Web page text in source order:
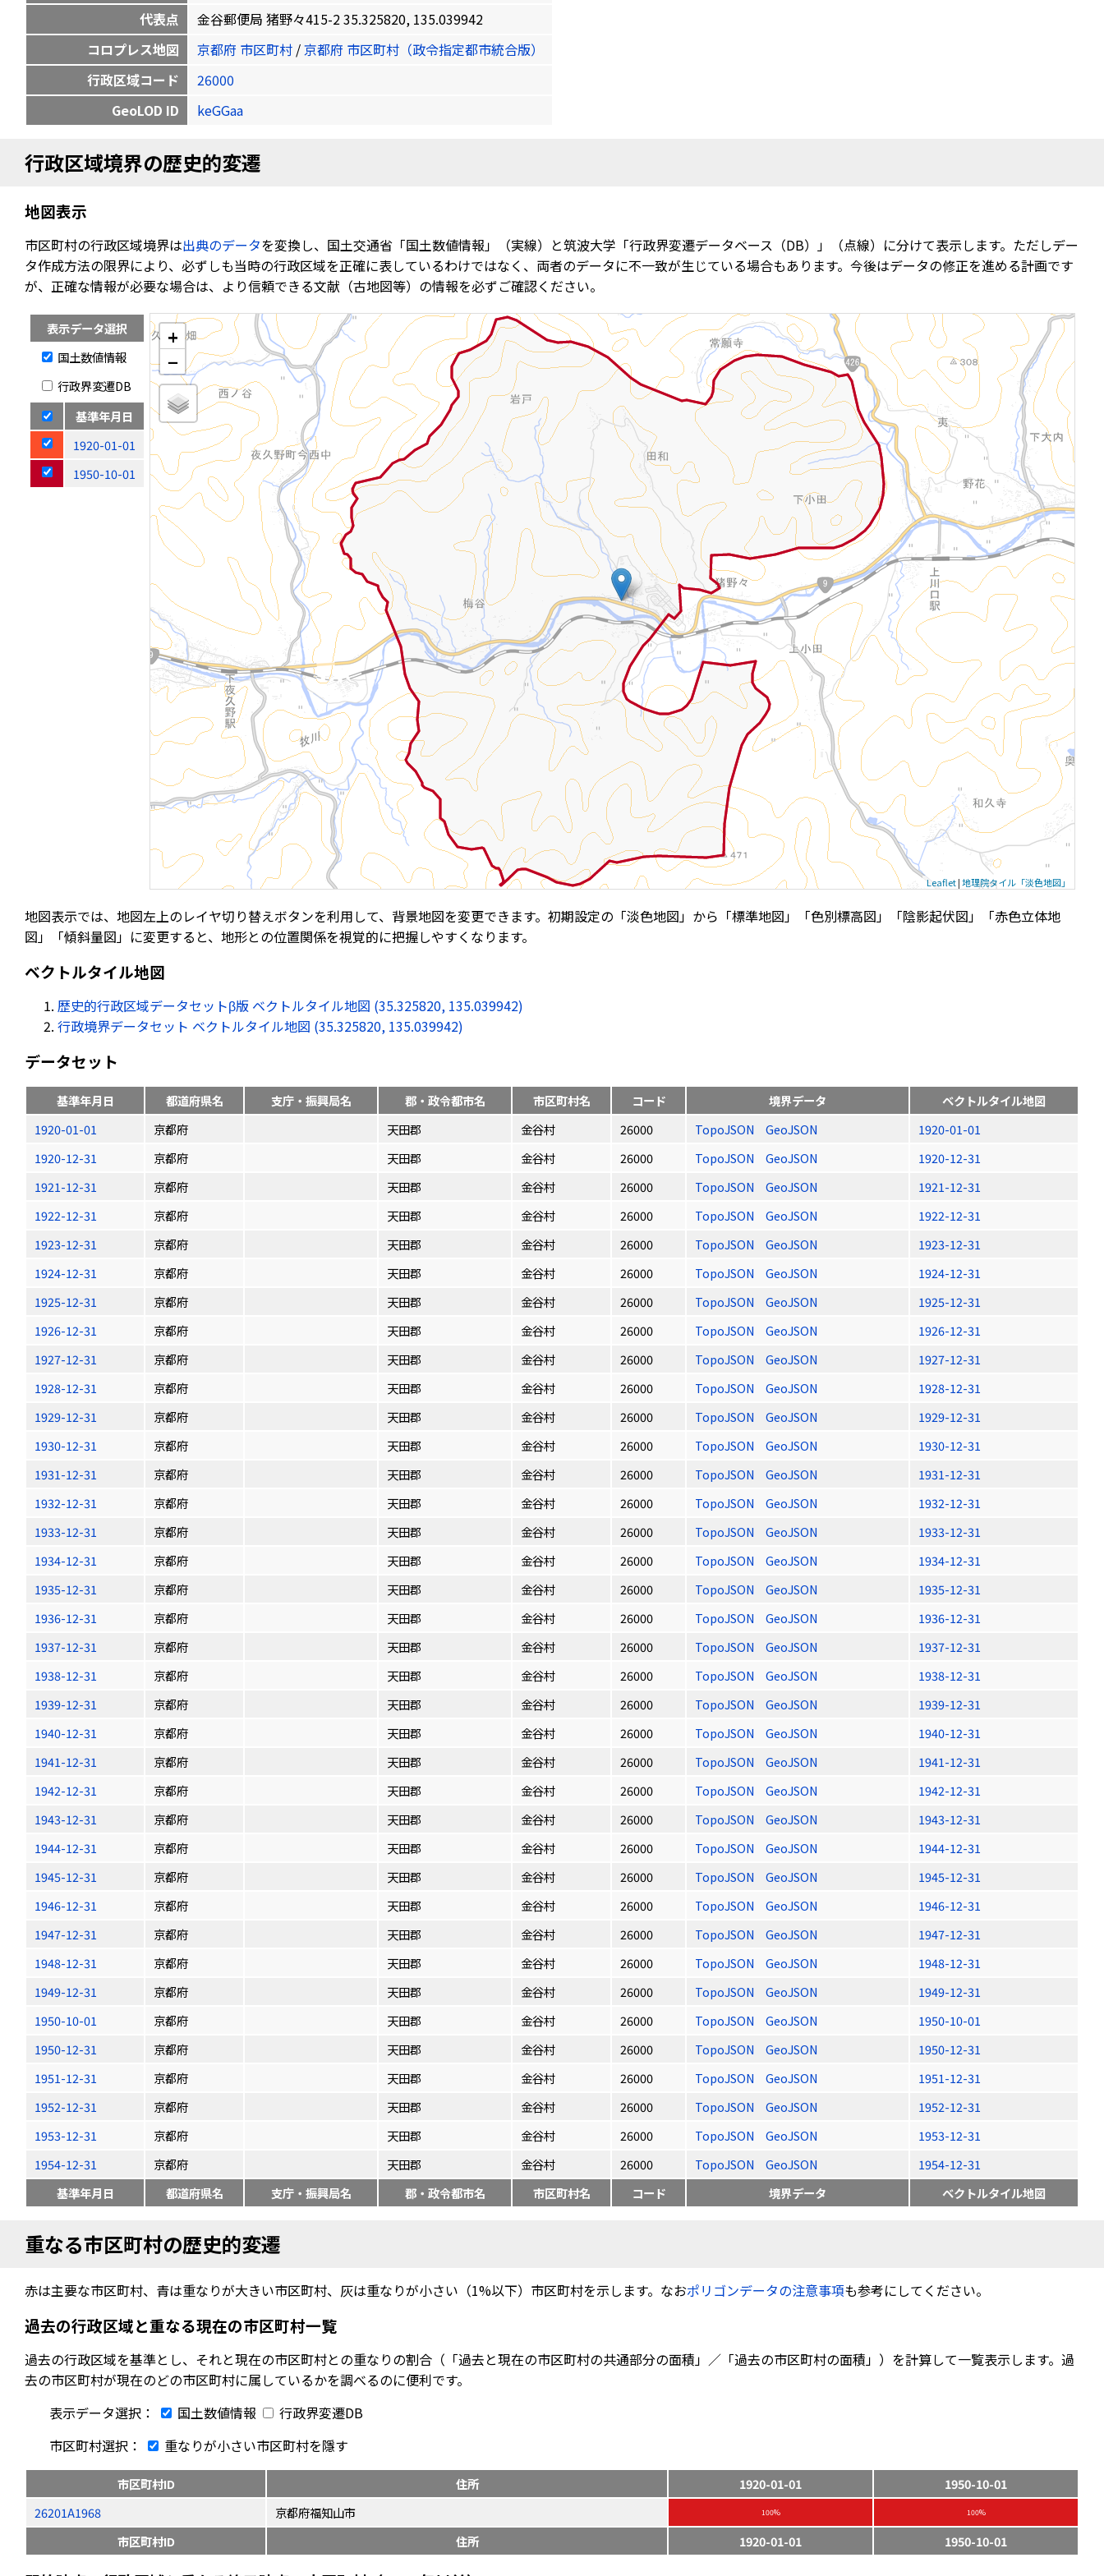
代表点
金谷郵便局 猪野々415-2 35.325820, 135.039942
コロプレス地図
京都府 市区町村 /京都府 市区町村（政令指定都市統合版）
行政区域コード
26000
GeoLOD ID
keGGaa
行政区域境界の歴史的変遷
地図表示
市区町村の行政区域境界は出典のデータを変換し、国土交通省「国土数値情報」（実線）と筑波大学「行政界変遷データベース（DB）」（点線）に分けて表示します。ただしデー
タ作成方法の限界により、必ずしも当時の行政区域を正確に表しているわけではなく、両者のデータに不一致が生じている場合もあります。今後はデータの修正を進める計画です
が、正確な情報が必要な場合は、より信頼できる文献（古地図等）の情報を必ずご確認ください。
表示データ選択
国土数値情報
行政界変遷DB
基準年月日
1920-01-01
1950-10-01
+
−
Leaflet|地理院タイル「淡色地図」
地図表示では、地図左上のレイヤ切り替えボタンを利用して、背景地図を変更できます。初期設定の「淡色地図」から「標準地図」「色別標高図」「陰影起伏図」「赤色立体地
図」「傾斜量図」に変更すると、地形との位置関係を視覚的に把握しやすくなります。
ベクトルタイル地図
歴史的行政区域データセットβ版 ベクトルタイル地図 (35.325820, 135.039942)
行政境界データセット ベクトルタイル地図 (35.325820, 135.039942)
データセット
基準年月日 都道府県名 支庁・振興局名 郡・政令都市名 市区町村名 コード 境界データ
ベクトルタイル地図
1920-01-01
京都府 天田郡 金谷村 26000 TopoJSON GeoJSON
1920-01-01
1920-12-31
京都府 天田郡 金谷村 26000 TopoJSON GeoJSON
1920-12-31
1921-12-31
京都府 天田郡 金谷村 26000 TopoJSON GeoJSON
1921-12-31
1922-12-31
京都府 天田郡 金谷村 26000 TopoJSON GeoJSON
1922-12-31
1923-12-31
京都府 天田郡 金谷村 26000 TopoJSON GeoJSON
1923-12-31
1924-12-31
京都府 天田郡 金谷村 26000 TopoJSON GeoJSON
1924-12-31
1925-12-31
京都府 天田郡 金谷村 26000 TopoJSON GeoJSON
1925-12-31
1926-12-31
京都府 天田郡 金谷村 26000 TopoJSON GeoJSON
1926-12-31
1927-12-31
京都府 天田郡 金谷村 26000 TopoJSON GeoJSON
1927-12-31
1928-12-31
京都府 天田郡 金谷村 26000 TopoJSON GeoJSON
1928-12-31
1929-12-31
京都府 天田郡 金谷村 26000 TopoJSON GeoJSON
1929-12-31
1930-12-31
京都府 天田郡 金谷村 26000 TopoJSON GeoJSON
1930-12-31
1931-12-31
京都府 天田郡 金谷村 26000 TopoJSON GeoJSON
1931-12-31
1932-12-31
京都府 天田郡 金谷村 26000 TopoJSON GeoJSON
1932-12-31
1933-12-31
京都府 天田郡 金谷村 26000 TopoJSON GeoJSON
1933-12-31
1934-12-31
京都府 天田郡 金谷村 26000 TopoJSON GeoJSON
1934-12-31
1935-12-31
京都府 天田郡 金谷村 26000 TopoJSON GeoJSON
1935-12-31
1936-12-31
京都府 天田郡 金谷村 26000 TopoJSON GeoJSON
1936-12-31
1937-12-31
京都府 天田郡 金谷村 26000 TopoJSON GeoJSON
1937-12-31
1938-12-31
京都府 天田郡 金谷村 26000 TopoJSON GeoJSON
1938-12-31
1939-12-31
京都府 天田郡 金谷村 26000 TopoJSON GeoJSON
1939-12-31
1940-12-31
京都府 天田郡 金谷村 26000 TopoJSON GeoJSON
1940-12-31
1941-12-31
京都府 天田郡 金谷村 26000 TopoJSON GeoJSON
1941-12-31
1942-12-31
京都府 天田郡 金谷村 26000 TopoJSON GeoJSON
1942-12-31
1943-12-31
京都府 天田郡 金谷村 26000 TopoJSON GeoJSON
1943-12-31
1944-12-31
京都府 天田郡 金谷村 26000 TopoJSON GeoJSON
1944-12-31
1945-12-31
京都府 天田郡 金谷村 26000 TopoJSON GeoJSON
1945-12-31
1946-12-31
京都府 天田郡 金谷村 26000 TopoJSON GeoJSON
1946-12-31
1947-12-31
京都府 天田郡 金谷村 26000 TopoJSON GeoJSON
1947-12-31
1948-12-31
京都府 天田郡 金谷村 26000 TopoJSON GeoJSON
1948-12-31
1949-12-31
京都府 天田郡 金谷村 26000 TopoJSON GeoJSON
1949-12-31
1950-10-01
京都府 天田郡 金谷村 26000 TopoJSON GeoJSON
1950-10-01
1950-12-31
京都府 天田郡 金谷村 26000 TopoJSON GeoJSON
1950-12-31
1951-12-31
京都府 天田郡 金谷村 26000 TopoJSON GeoJSON
1951-12-31
1952-12-31
京都府 天田郡 金谷村 26000 TopoJSON GeoJSON
1952-12-31
1953-12-31
京都府 天田郡 金谷村 26000 TopoJSON GeoJSON
1953-12-31
1954-12-31
京都府 天田郡 金谷村 26000 TopoJSON GeoJSON
1954-12-31
基準年月日
都道府県名 支庁・振興局名 郡・政令都市名 市区町村名 コード 境界データ ベクトルタイル地図
重なる市区町村の歴史的変遷
赤は主要な市区町村、青は重なりが大きい市区町村、灰は重なりが小さい（1%以下）市区町村を示します。なおポリゴンデータの注意事項も参考にしてください。
過去の行政区域と重なる現在の市区町村一覧
過去の行政区域を基準とし、それと現在の市区町村との重なりの割合（「過去と現在の市区町村の共通部分の面積」／「過去の市区町村の面積」）を計算して一覧表示します。過
去の市区町村が現在のどの市区町村に属しているかを調べるのに便利です。
表示データ選択：
国土数値情報
行政界変遷DB
市区町村選択：
重なりが小さい市区町村を隱す
市区町村ID 住所 1920-01-01
1950-10-01
26201A1968
京都府福知山市 100% 100%
市区町村ID 住所 1920-01-01 1950-10-01